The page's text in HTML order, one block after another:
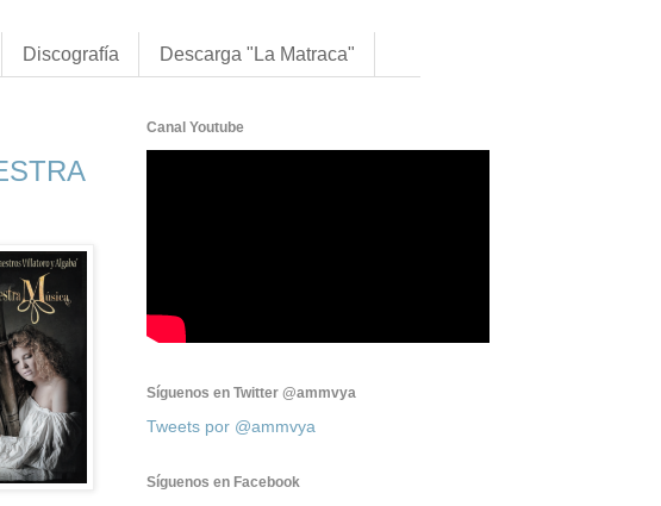
Discografía Descarga "La Matraca"
Canal Youtube
Síguenos en Twitter @ammvya
Tweets por @ammvya
Síguenos en Facebook